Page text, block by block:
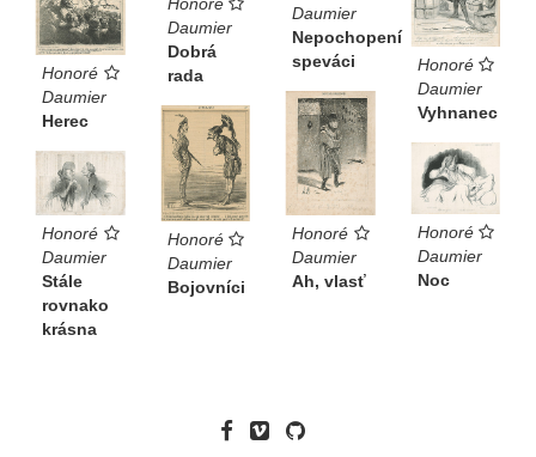
Daumier
Nepochopení
speváci
Daumier
Dobrá
rada
Honoré
Daumier
Vyhnanec
Honoré
Daumier
Herec
Honoré
Daumier
Ah, vlasť
Honoré
Daumier
Bojovníci
Honoré
Daumier
Noc
Honoré
Daumier
Stále
rovnako
krásna